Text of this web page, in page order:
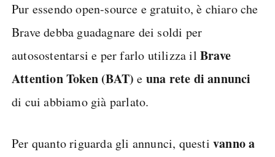
Pur essendo open-source e gratuito, è chiaro che
Brave debba guadagnare dei soldi per
autosostentarsi e per farlo utilizza ilBrave
Attention Token (BAT) e una rete di annunci
di cui abbiamo già parlato.
Per quanto riguarda gli annunci, questi vanno a